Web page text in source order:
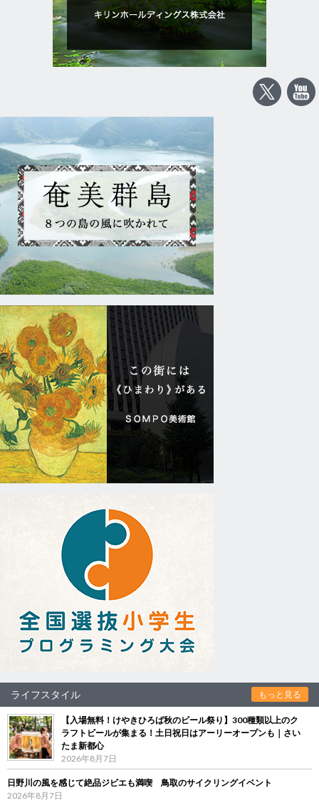
ライフスタイル もっと見る
【入場無料！けやきひろば秋のビール祭り】300種類以上のク
ラフトビールが集まる！土日祝日はアーリーオープンも｜さい
たま新都心
2026年8月7日
日野川の風を感じて絶品ジビエも満喫 鳥取のサイクリングイベント
2026年8月7日